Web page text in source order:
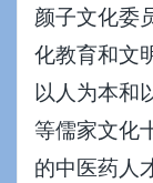
颜子文化委
化教育和文
以人为本和
等儒家文化
的中医药人